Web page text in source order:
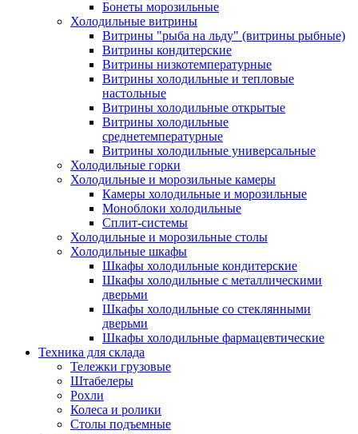
Бонеты морозильные
Холодильные витрины
Витрины "рыба на льду" (витрины рыбные)
Витрины кондитерские
Витрины низкотемпературные
Витрины холодильные и тепловые
настольные
Витрины холодильные открытые
Витрины холодильные
среднетемпературные
Витрины холодильные универсальные
Холодильные горки
Холодильные и морозильные камеры
Камеры холодильные и морозильные
Моноблоки холодильные
Сплит-системы
Холодильные и морозильные столы
Холодильные шкафы
Шкафы холодильные кондитерские
Шкафы холодильные с металлическими
дверьми
Шкафы холодильные со стеклянными
дверьми
Шкафы холодильные фармацевтические
Техника для склада
Тележки грузовые
Штабелеры
Рохли
Колеса и ролики
Столы подъемные